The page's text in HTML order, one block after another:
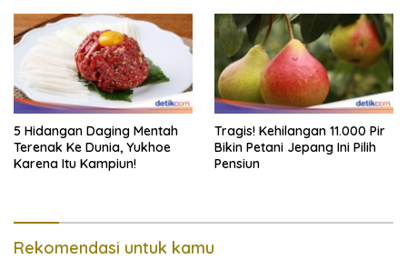
5 Hidangan Daging Mentah
Terenak Ke Dunia, Yukhoe
Karena Itu Kampiun!
Tragis! Kehilangan 11.000 Pir
Bikin Petani Jepang Ini Pilih
Pensiun
Rekomendasi untuk kamu